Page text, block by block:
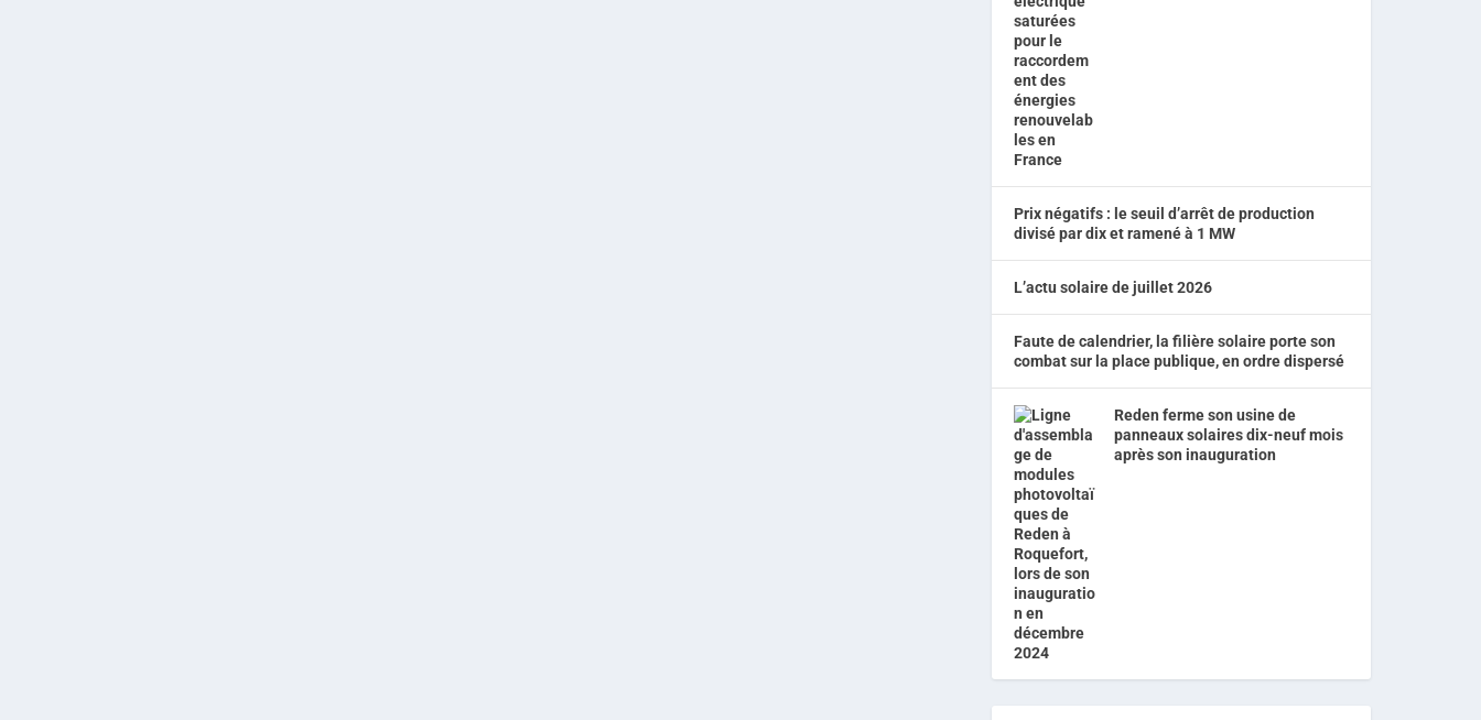
Prix négatifs : le seuil d’arrêt de production
divisé par dix et ramené à 1 MW
L’actu solaire de juillet 2026
Faute de calendrier, la filière solaire porte son
combat sur la place publique, en ordre dispersé
Reden ferme son usine de
panneaux solaires dix-neuf mois
après son inauguration